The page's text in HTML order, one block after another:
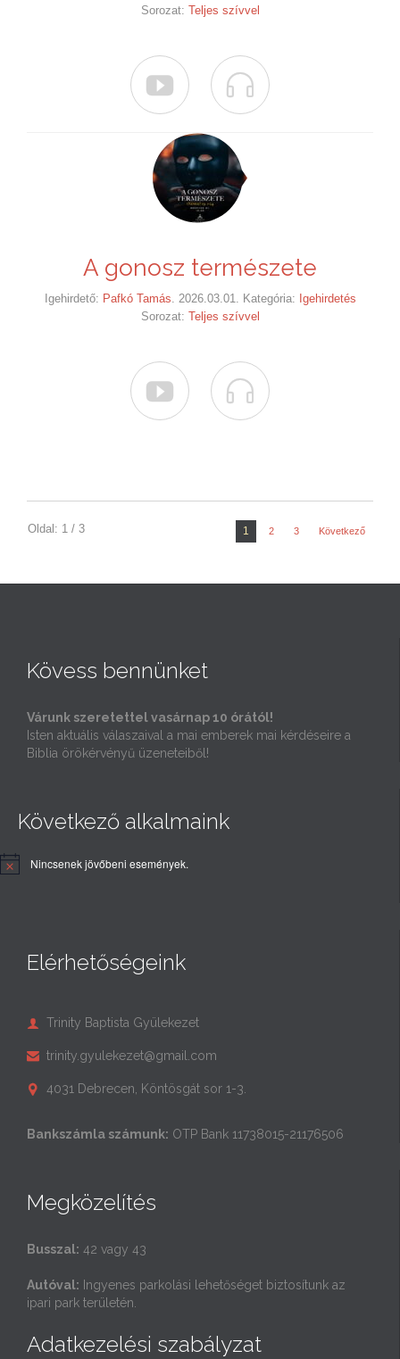
Sorozat: Teljes szívvel
 
A gonosz természete
Igehirdető: Pafkó Tamás . 2026.03.01. Kategória: Igehirdetés
Sorozat: Teljes szívvel
 
Oldal: 1 / 3 1 2 3 Következő
Kövess bennünket
Várunk szeretettel vasárnap 10 órától!
Isten aktuális válaszaival a mai emberek mai kérdéseire a
Biblia örökérvényű üzeneteiből!
Következő alkalmaink
Nincsenek jövőbeni események.
Elérhetőségeink
 Trinity Baptista Gyülekezet
 trinity.gyulekezet@gmail.com
 4031 Debrecen, Köntösgát sor 1-3.
Bankszámla számunk: OTP Bank 11738015-21176506
Megközelítés
Busszal: 42 vagy 43
Autóval: Ingyenes parkolási lehetőséget biztosítunk az
ipari park területén.
Adatkezelési szabályzat